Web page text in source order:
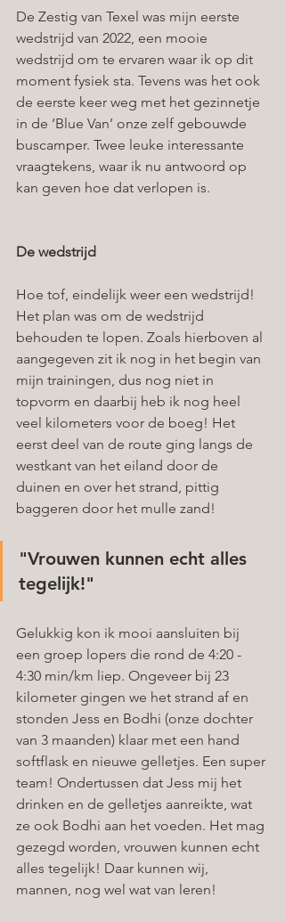
De Zestig van Texel was mijn eerste
wedstrijd van 2022, een mooie
wedstrijd om te ervaren waar ik op dit
moment fysiek sta. Tevens was het ook
de eerste keer weg met het gezinnetje
in de ‘Blue Van’ onze zelf gebouwde
buscamper. Twee leuke interessante
vraagtekens, waar ik nu antwoord op
kan geven hoe dat verlopen is.
De wedstrijd
Hoe tof, eindelijk weer een wedstrijd!
Het plan was om de wedstrijd
behouden te lopen. Zoals hierboven al
aangegeven zit ik nog in het begin van
mijn trainingen, dus nog niet in
topvorm en daarbij heb ik nog heel
veel kilometers voor de boeg! Het
eerst deel van de route ging langs de
westkant van het eiland door de
duinen en over het strand, pittig
baggeren door het mulle zand!
"Vrouwen kunnen echt alles
tegelijk!"
Gelukkig kon ik mooi aansluiten bij
een groep lopers die rond de 4:20 -
4:30 min/km liep. Ongeveer bij 23
kilometer gingen we het strand af en
stonden Jess en Bodhi (onze dochter
van 3 maanden) klaar met een hand
softflask en nieuwe gelletjes. Een super
team! Ondertussen dat Jess mij het
drinken en de gelletjes aanreikte, wat
ze ook Bodhi aan het voeden. Het mag
gezegd worden, vrouwen kunnen echt
alles tegelijk! Daar kunnen wij,
mannen, nog wel wat van leren!